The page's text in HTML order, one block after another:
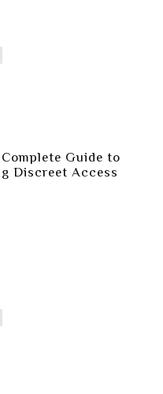
Guide to
Discreet Access